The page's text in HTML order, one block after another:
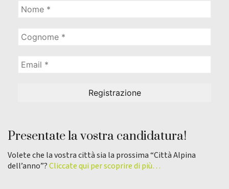
Presentate la vostra candidatura!
Volete che la vostra città sia la prossima “Città Alpina
dell’anno”?Cliccate qui per scoprire di più…